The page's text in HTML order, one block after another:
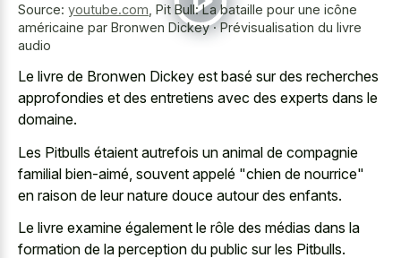
Source: youtube.com Pit Bull: La bataille pour une icône
américaine par Bronwen Dickey · Prévisualisation du livre
audio
Le livre de Bronwen Dickey est basé sur des recherches
approfondies et des entretiens avec des experts dans le
domaine.
Les Pitbulls étaient autrefois un animal de compagnie
familial bien-aimé, souvent appelé "chien de nourrice"
en raison de leur nature douce autour des enfants.
Le livre examine également le rôle des médias dans la
formation de la perception du public sur les Pitbulls.